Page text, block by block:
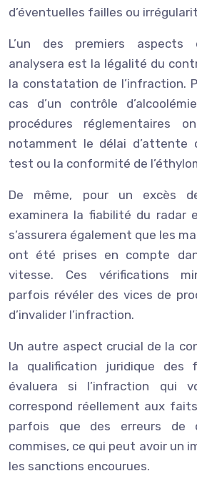
d’éventuelles failles ou
L’un des premiers
analysera est la légalité du
la constatation de l’infraction.
cas d’un contrôle
procédures réglementaires
notamment le délai d’attente
test ou la conformité de
De même, pour un excès
examinera la fiabilité du radar
s’assurera également que les
ont été prises en compte
vitesse. Ces vérifications
parfois révéler des vices de
d’invalider l’infraction.
Un autre aspect crucial de la
la qualification juridique des
évaluera si l’infraction qui
correspond réellement aux
parfois que des erreurs de
commises, ce qui peut avoir un
les sanctions encourues.